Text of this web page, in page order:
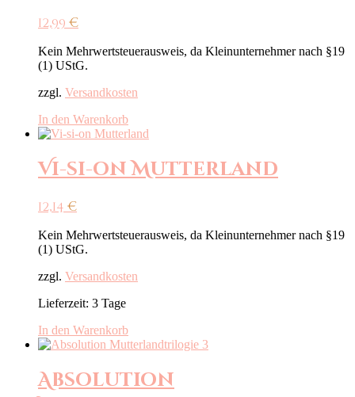
12,99 €
Kein Mehrwertsteuerausweis, da Kleinunternehmer nach §19
(1) UStG.
zzgl. Versandkosten
In den Warenkorb
Vi-si-on Mutterland
12,14 €
Kein Mehrwertsteuerausweis, da Kleinunternehmer nach §19
(1) UStG.
zzgl. Versandkosten
Lieferzeit: 3 Tage
In den Warenkorb
Absolution